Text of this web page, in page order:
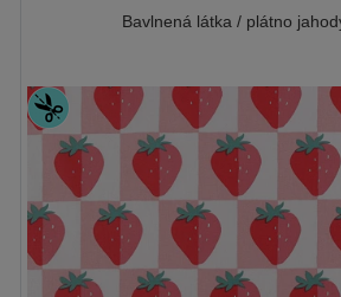
Bavlnená látka / plátno